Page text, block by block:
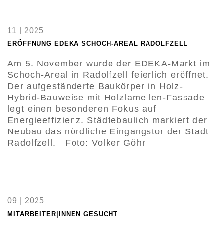
11 | 2025
ERÖFFNUNG EDEKA SCHOCH-AREAL RADOLFZELL
Am 5. November wurde der EDEKA-Markt im
Schoch-Areal in Radolfzell feierlich eröffnet.
Der aufgeständerte Baukörper in Holz-
Hybrid-Bauweise mit Holzlamellen-Fassade
legt einen besonderen Fokus auf
Energieeffizienz. Städtebaulich markiert der
Neubau das nördliche Eingangstor der Stadt
Radolfzell. Foto: Volker Göhr
09 | 2025
MITARBEITER|INNEN GESUCHT